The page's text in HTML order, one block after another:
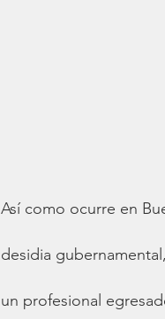
Así como ocurre en
desidia
un profesional